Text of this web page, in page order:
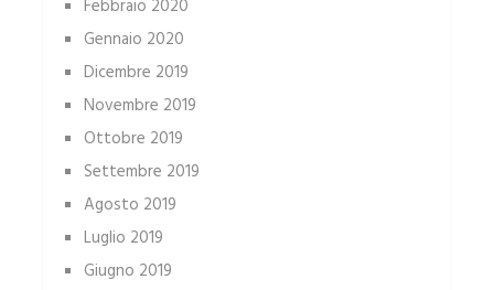
Febbraio 2020
Gennaio 2020
Dicembre 2019
Novembre 2019
Ottobre 2019
Settembre 2019
Agosto 2019
Luglio 2019
Giugno 2019